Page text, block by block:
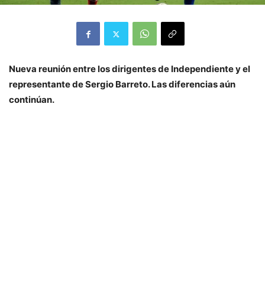
Nueva reunión entre los dirigentes de Independiente y el
representante de Sergio Barreto. Las diferencias aún
continúan.